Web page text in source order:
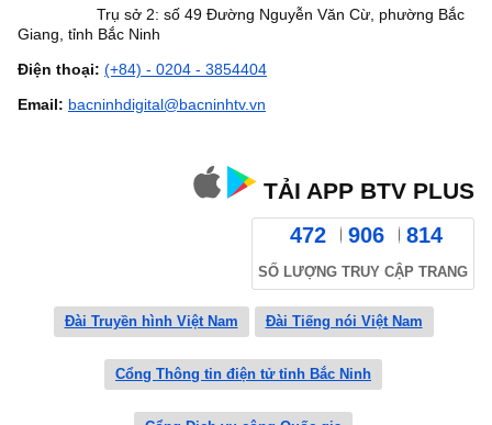
Trụ sở 2: số 49 Đường Nguyễn Văn Cừ, phường Bắc
Giang, tỉnh Bắc Ninh
Điện thoại: (+84) - 0204 - 3854404
Email: bacninhdigital@bacninhtv.vn
TẢI APP BTV PLUS
472 906 814
SỐ LƯỢNG TRUY CẬP TRANG
Đài Truyền hình Việt Nam Đài Tiếng nói Việt Nam
Cổng Thông tin điện tử tỉnh Bắc Ninh